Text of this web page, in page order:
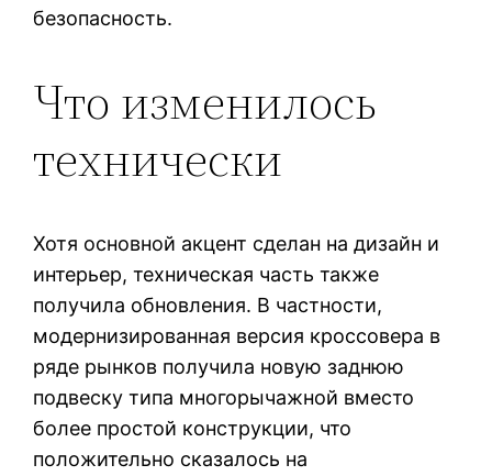
безопасность.
Что изменилось
технически
Хотя основной акцент сделан на дизайн и
интерьер, техническая часть также
получила обновления. В частности,
модернизированная версия кроссовера в
ряде рынков получила новую заднюю
подвеску типа многорычажной вместо
более простой конструкции, что
положительно сказалось на